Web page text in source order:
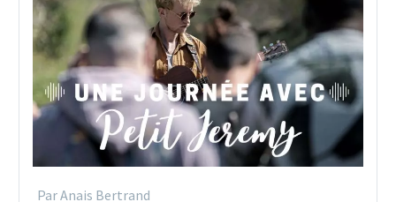
Par Anais Bertrand